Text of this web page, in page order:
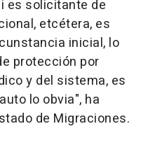
es solicitante de
etcétera, es
inicial, lo
protección por
y del sistema, es
lo obvia", ha
de Migraciones.